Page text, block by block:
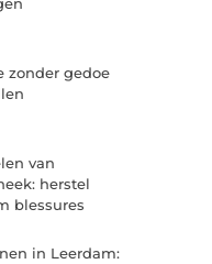
zonder gedoe
van
herstel
blessures
in Leerdam: